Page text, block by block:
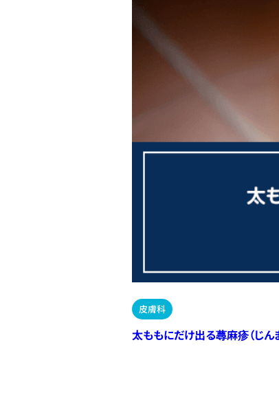
皮膚科
太ももにだけ出る蕁麻疹（じん